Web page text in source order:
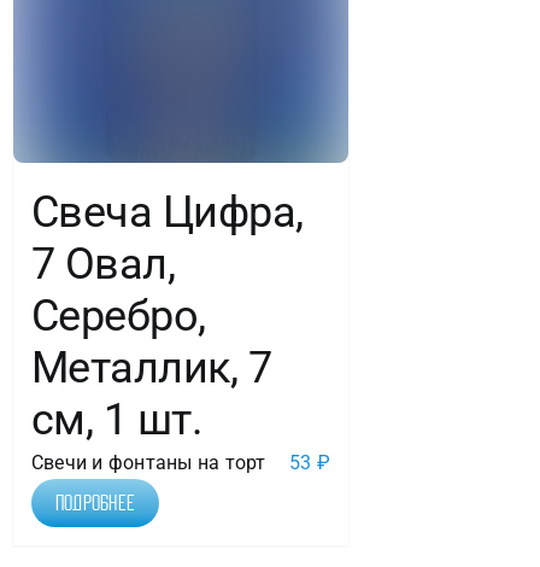
Свеча Цифра,
7 Овал,
Серебро,
Металлик, 7
см, 1 шт.
Свечи и фонтаны на торт 53 ₽
Подробнее